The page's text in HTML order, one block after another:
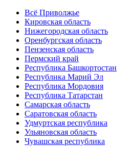
Всё Приволжье
Кировская область
Нижегородская область
Оренбургская область
Пензенская область
Пермский край
Республика Башкортостан
Республика Марий Эл
Республика Мордовия
Республика Татарстан
Самарская область
Саратовская область
Удмуртская республика
Ульяновская область
Чувашская республика